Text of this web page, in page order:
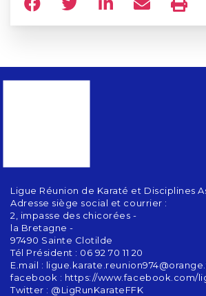
Ligue Réunion de Karaté et Disciplines
Adresse siège social et courrier :
2, impasse des chicorées -
la Bretagne -
97490 Sainte Clotilde
Tél Président : 06 92 70 11 20
E.mail :
facebook : https://www.facebook.com/
Twitter : @LigRunKarateFFK